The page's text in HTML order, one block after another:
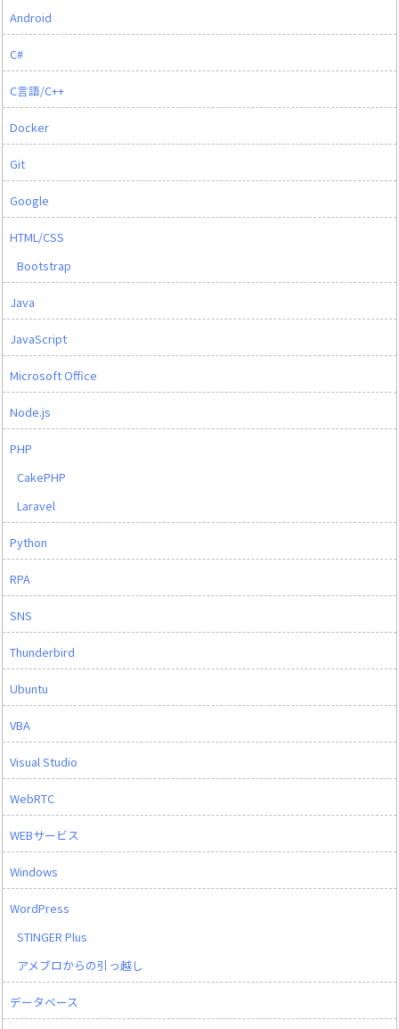
Android
C#
C言語/C++
Docker
Git
Google
HTML/CSS
Bootstrap
Java
JavaScript
Microsoft Office
Node.js
PHP
CakePHP
Laravel
Python
RPA
SNS
Thunderbird
Ubuntu
VBA
Visual Studio
WebRTC
WEBサービス
Windows
WordPress
STINGER Plus
アメブロからの引っ越し
データベース